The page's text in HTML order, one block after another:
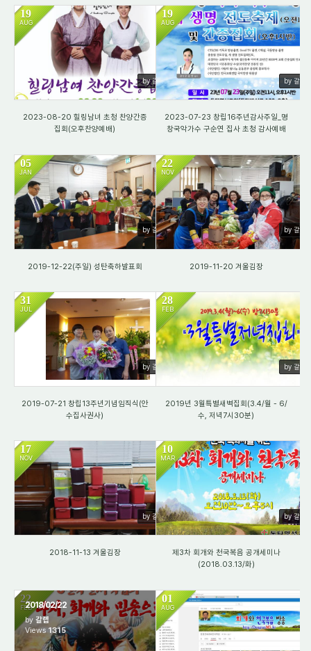
19
AUG
by 갈렙
1094
2023-08-20 힐링남녀 초청 찬양간증
집회(오후찬양예배)
19
AUG
by 갈렙
719
2023-07-23 창립16주년감사주일_명
창국악가수 구순연 집사 초청 감사예배
05
JAN
by 갈렙
2582
2019-12-22(주일) 성탄축하발표회
22
NOV
by 갈렙
1716
2019-11-20 겨울김장
31
JUL
by 갈렙
2021
2019-07-21 창립13주년기념임직식(안
수집사권사)
28
FEB
by 갈렙
1290
2019년 3월특별새벽집회(3.4/월 - 6/
수, 저녁7시30분)
17
NOV
by 갈렙
1359
2018-11-13 겨울김장
10
MAR
by 갈렙
1538
제3차 회개와 천국복음 공개세미나
(2018.03.13/화)
22
FEB
2018/02/22
by 갈렙
Views 1315
01
AUG
1499